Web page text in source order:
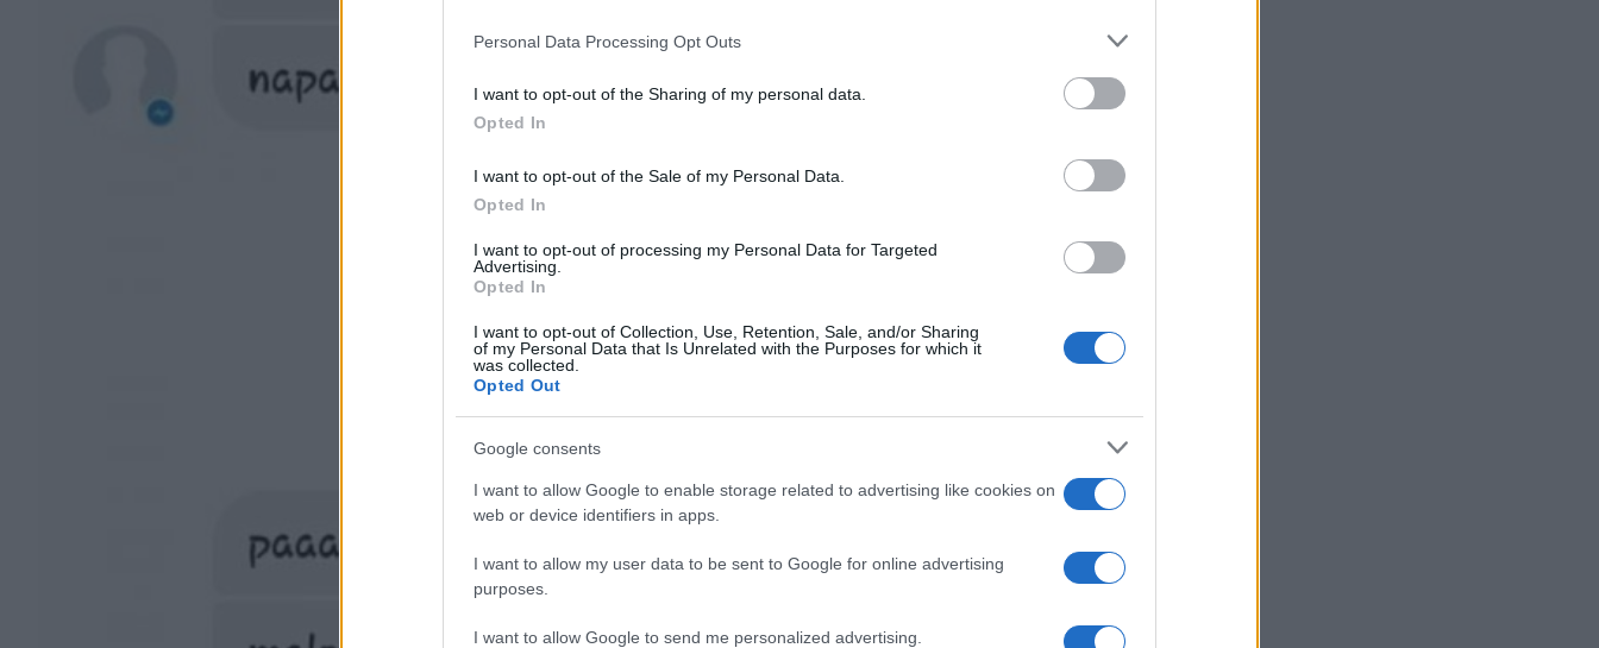
Personal Data Processing Opt Outs
I want to opt-out of the Sharing of my personal data.
Opted In
I want to opt-out of the Sale of my Personal Data.
Opted In
I want to opt-out of processing my Personal Data for Targeted
Advertising.
Opted In
I want to opt-out of Collection, Use, Retention, Sale, and/or Sharing
of my Personal Data that Is Unrelated with the Purposes for which it
was collected.
Opted Out
Google consents
I want to allow Google to enable storage related to advertising like cookies on
web or device identifiers in apps.
I want to allow my user data to be sent to Google for online advertising
purposes.
I want to allow Google to send me personalized advertising.